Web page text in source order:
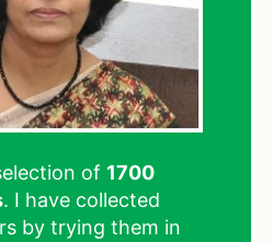
of 1700
. I have collected
by trying them in